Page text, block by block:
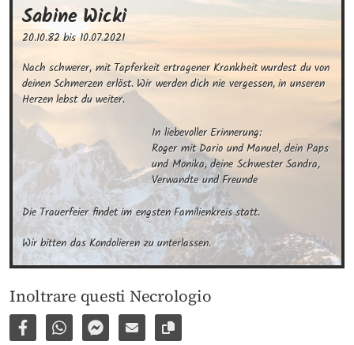
SabineWicki
20.10.82bis10.07.2021
Nach schwerer, mit Tapferkeit ertragener Krankheit wurdest du von
deinen Schmerzen erlöst. Wir werden dich nie vergessen, in unseren
Herzen lebst du weiter.
In liebevoller Erinnerung:
Roger mit Dario und Manuel, dein Paps
und Monika, deine Schwester Sandra,
Verwandte und Freunde
Die Trauerfeier findet im engsten Familienkreis statt.
Wir bitten das Kondolieren zu unterlassen.
Inoltrare questi Necrologio
Condividi su Facebook
Condividi su WhatsApp
Inviare per Facebook Messenger
Inviare per email
Copia il link alla pagina